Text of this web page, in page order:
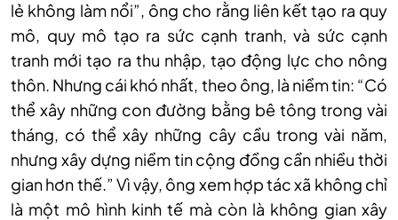
lẻ không làm nổi”, ông cho rằng liên kết tạo ra quy
mô, quy mô tạo ra sức cạnh tranh, và sức cạnh
tranh mới tạo ra thu nhập, tạo động lực cho nông
thôn. Nhưng cái khó nhất, theo ông, là niềm tin: “Có
thể xây những con đường bằng bê tông trong vài
tháng, có thể xây những cây cầu trong vài năm,
nhưng xây dựng niềm tin cộng đồng cần nhiều thời
gian hơn thế.” Vì vậy, ông xem hợp tác xã không chỉ
là một mô hình kinh tế mà còn là không gian xây